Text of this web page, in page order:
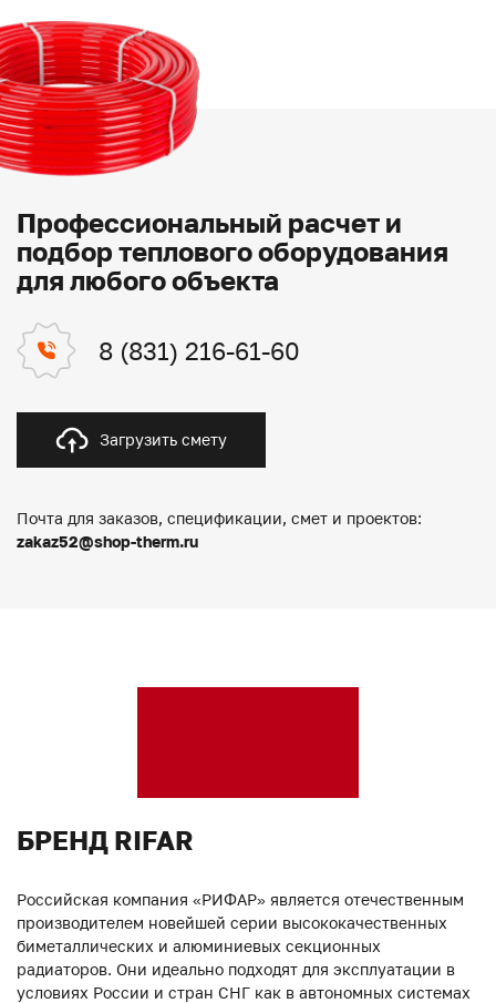
Профессиональный расчет и
подбор теплового оборудования
для любого объекта
8 (831) 216-61-60
Загрузить смету
Почта для заказов, спецификации, смет и проектов:
zakaz52@shop-therm.ru
БРЕНД RIFAR
Российская компания «РИФАР» является отечественным
производителем новейшей серии высококачественных
биметаллических и алюминиевых секционных
радиаторов. Они идеально подходят для эксплуатации в
условиях России и стран СНГ как в автономных системах